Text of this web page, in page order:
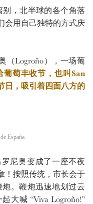
，北半球的各个角落
会用自己独特的方式庆
Logroño），一场葡
葡萄丰收节，也叫San
日，吸引着四面八方的
España
尼奥变成了一座不夜
！按照传统，市长会于
。鞭炮迅速地划过云
大喊 “Viva Logroño!”